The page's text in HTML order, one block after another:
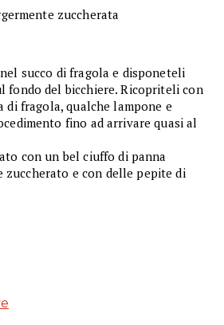
zuccherata
succo di fragola e disponeteli
fondo del bicchiere. Ricopriteli con
fragola, qualche lampone e
fino ad arrivare quasi al
con un bel ciuffo di panna
zuccherato e con delle pepite di